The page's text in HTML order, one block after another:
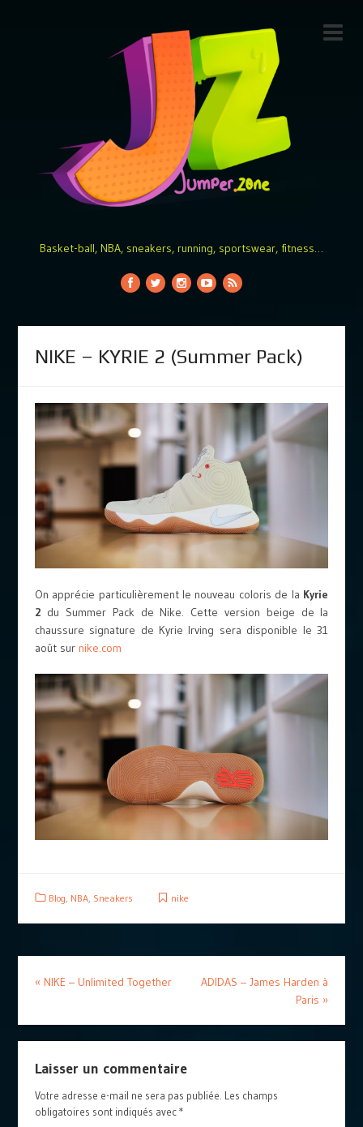
Basket-ball, NBA, sneakers, running, sportswear, fitness…
NIKE – KYRIE 2 (Summer Pack)
On apprécie particulièrement le nouveau coloris de la Kyrie
2 du Summer Pack de Nike. Cette version beige de la
chaussure signature de Kyrie Irving sera disponible le 31
août sur nike.com
Blog, NBA, Sneakers nike
« NIKE – Unlimited Together
ADIDAS – James Harden à
Paris »
Laisser un commentaire
Votre adresse e-mail ne sera pas publiée. Les champs
obligatoires sont indiqués avec*